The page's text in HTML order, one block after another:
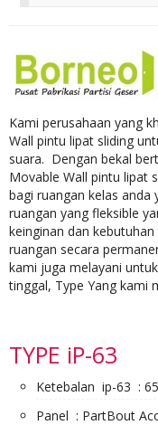
Kami perusahaan yang
Wall pintu lipat sliding
suara. Dengan bekal
Movable Wall pintu lipat
bagi ruangan kelas
ruangan yang fleksible
keinginan dan
ruangan secara
kami juga melayani
tinggal, Type Yang kami
TYPE iP-63
Ketebalan ip-63 :
Panel : PartBout